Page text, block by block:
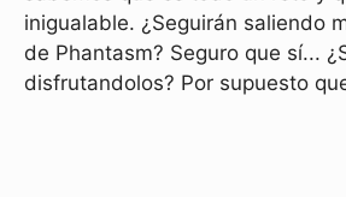
inigualable. ¿Seguirán saliendo
de Phantasm? Seguro que sí...
disfrutandolos? Por supuesto